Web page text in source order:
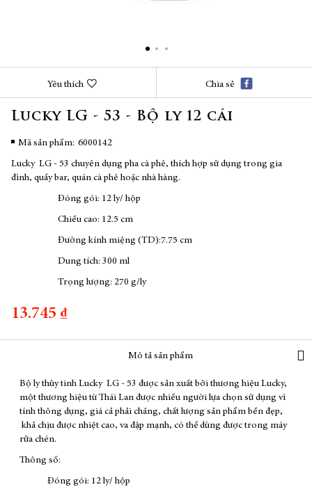
phần
thư
Yêu thích Chia sẻ
Lucky LG - 53 - Bộ ly 12 cái
Mã sản phẩm 6000142
Lucky LG - 53 chuyên dụng pha cà phê, thích hợp sử dụng trong gia
đình, quầy bar, quán cà phê hoặc nhà hàng.
Đóng gói: 12 ly/ hộp
Chiều cao: 12.5 cm
Đường kính miệng (TD):7.75 cm
Dung tích: 300 ml
Trọng lượng: 270 g/ly
13.745 ₫
Mô tả sản phẩm
Bộ ly thủy tinh Lucky LG - 53 được sản xuất bởi thương hiệu Lucky,
một thương hiệu từ Thái Lan được nhiều người lựa chọn sử dụng vì
tính thông dụng, giá cả phải chăng, chất lượng sản phẩm bền đẹp,
khả chịu được nhiệt cao, va đập mạnh, có thể dùng được trong máy
rửa chén.
Thông số:
Đóng gói: 12 ly/ hộp